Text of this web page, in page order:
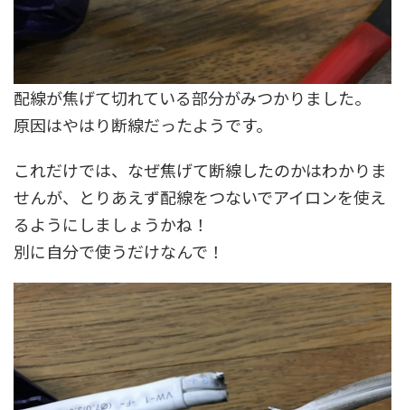
配線が焦げて切れている部分がみつかりました。
原因はやはり断線だったようです。
これだけでは、なぜ焦げて断線したのかはわかりま
せんが、とりあえず配線をつないでアイロンを使え
るようにしましょうかね！
別に自分で使うだけなんで！